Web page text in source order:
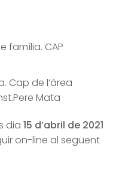
família. CAP
Cap de l’àrea
Mata
dia 15 d’abril de 2021
on-line al següent